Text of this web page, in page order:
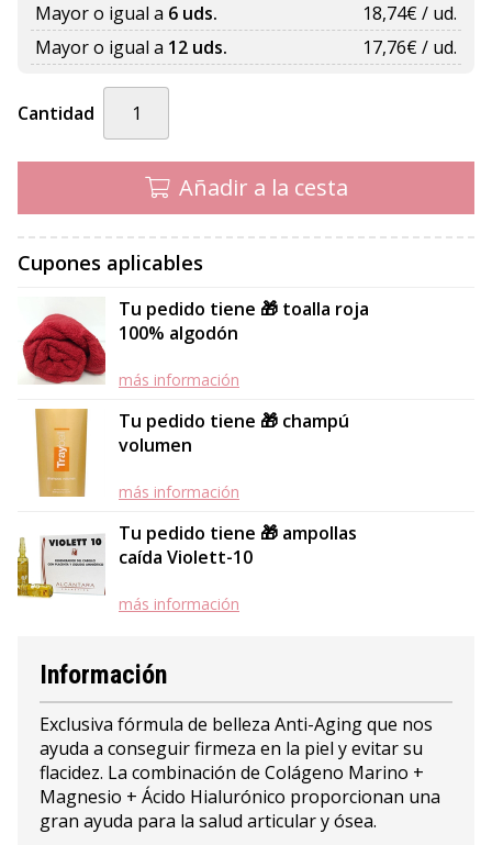
Mayor o igual a 6 uds. 18,74€ / ud.
Mayor o igual a 12 uds. 17,76€ / ud.
Cantidad
Añadir a la cesta
Cupones aplicables
Tu pedido tiene 🎁 toalla roja
100% algodón
más información
Tu pedido tiene 🎁 champú
volumen
más información
Tu pedido tiene 🎁 ampollas
caída Violett-10
más información
Información
Exclusiva fórmula de belleza Anti-Aging que nos
ayuda a conseguir firmeza en la piel y evitar su
flacidez. La combinación de Colágeno Marino +
Magnesio + Ácido Hialurónico proporcionan una
gran ayuda para la salud articular y ósea.